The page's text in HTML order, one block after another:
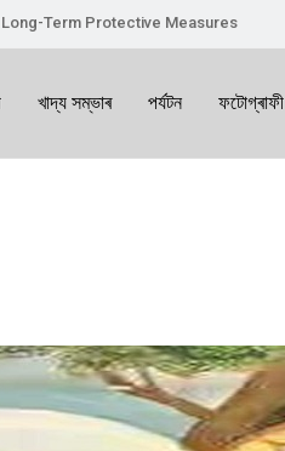
Term Protective Measures
খাদ্য সম্ভাৰ পৰ্যটন ফটোগ্ৰাফী